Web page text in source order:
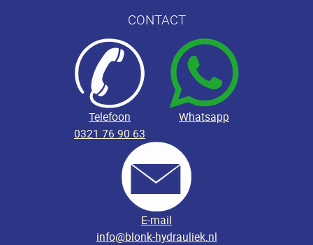
CONTACT
Telefoon
Whatsapp
0321 76 90 63
E-mail
info@blonk-hydrauliek.nl